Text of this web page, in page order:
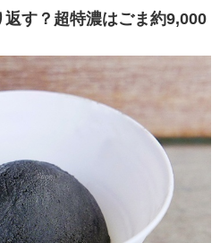
す？超特濃はごま約9,000